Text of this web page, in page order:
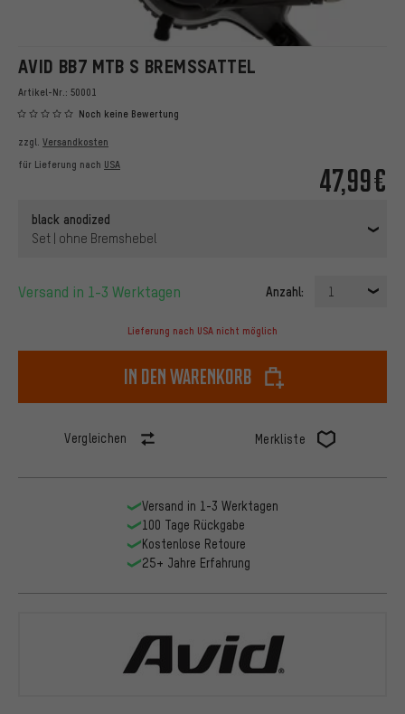
AVID BB7 MTB S BREMSSATTEL
Artikel-Nr.: 50001
Noch keine Bewertung
47,99€
zzgl. Versandkosten
für Lieferung nach USA
black anodized
Set | ohne Bremshebel
Versand in 1-3 Werktagen Anzahl: 1
Lieferung nach USA nicht möglich
In den Warenkorb
Vergleichen Merkliste
Versand in 1-3 Werktagen
100 Tage Rückgabe
Kostenlose Retoure
25+ Jahre Erfahrung
Avid